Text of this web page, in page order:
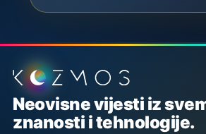
Podnožje stranice
Neovisne vijesti iz
znanosti i tehnologije.